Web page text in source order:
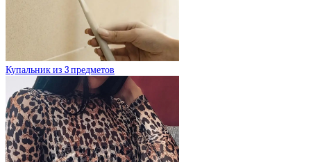
Купальник из 3 предметов